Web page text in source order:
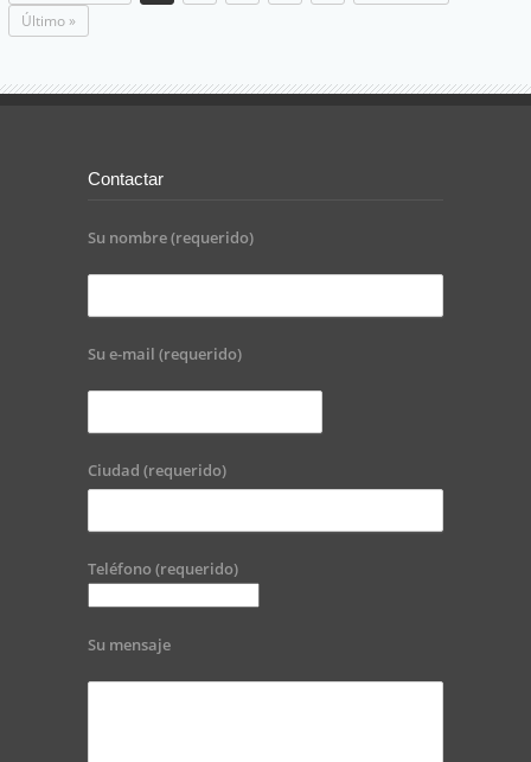
Último »
Contactar
Su nombre (requerido)
Su e-mail (requerido)
Ciudad (requerido)
Teléfono (requerido)
Su mensaje